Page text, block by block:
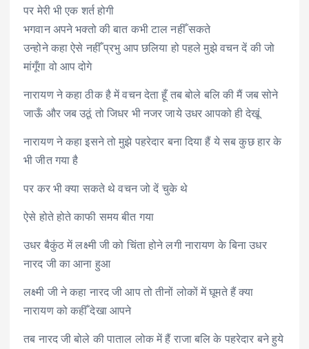
पर मेरी भी एक शर्त होगी
भगवान अपने भक्तो की बात कभी टाल नहीँ सकते
उन्होने कहा ऐसे नहीँ प्रभु आप छलिया हो पहले मुझे वचन दें की जो
मांगूँगा वो आप दोगे
नारायण ने कहा ठीक है में वचन देता हूँ तब बोले बलि की मैं जब सोने
जाऊँ और जब उठूं तो जिधर भी नजर जाये उधर आपको ही देखूं
नारायण ने कहा इसने तो मुझे पहरेदार बना दिया हैं ये सब कुछ हार के
भी जीत गया है
पर कर भी क्या सकते थे वचन जो दें चुके थे
ऐसे होते होते काफी समय बीत गया
उधर बैकुंठ में लक्ष्मी जी को चिंता होने लगी नारायण के बिना उधर
नारद जी का आना हुआ
लक्ष्मी जी ने कहा नारद जी आप तो तीनों लोकों में घूमते हैं क्या
नारायण को कहीँ देखा आपने
तब नारद जी बोले की पाताल लोक में हैं राजा बलि के पहरेदार बने हुये